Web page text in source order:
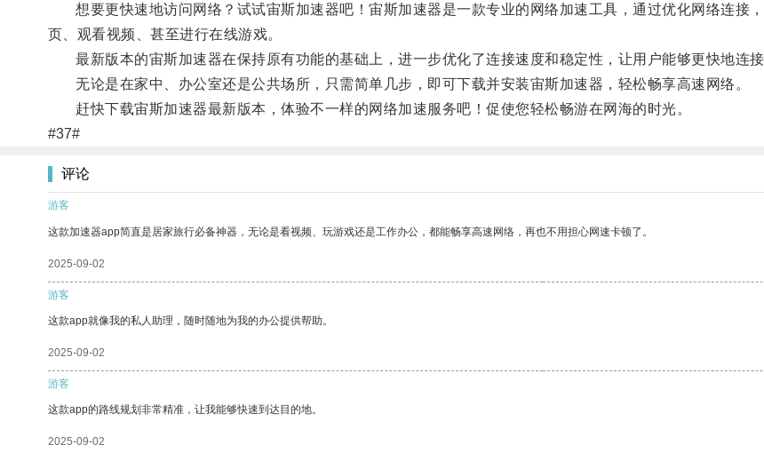
想要更快速地访问网络？试试宙斯加速器吧！宙斯加速器是一款专业的网络加速工具，通过优化网络连接
页、观看视频、甚至进行在线游戏。
最新版本的宙斯加速器在保持原有功能的基础上，进一步优化了连接速度和稳定性，让用户能够更快地连接
无论是在家中、办公室还是公共场所，只需简单几步，即可下载并安装宙斯加速器，轻松畅享高速网络。
赶快下载宙斯加速器最新版本，体验不一样的网络加速服务吧！促使您轻松畅游在网海的时光。
#37#
评论
游客
这款加速器app简直是居家旅行必备神器，无论是看视频、玩游戏还是工作办公，都能畅享高速网络，再也不用担心网速卡顿了。
2025-09-02
游客
这款app就像我的私人助理，随时随地为我的办公提供帮助。
2025-09-02
游客
这款app的路线规划非常精准，让我能够快速到达目的地。
2025-09-02